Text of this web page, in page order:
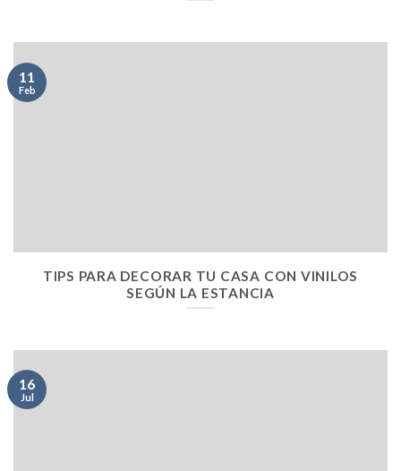
TIPS PARA DECORAR TU CASA CON VINILOS
SEGÚN LA ESTANCIA
11
Feb
16
Jul